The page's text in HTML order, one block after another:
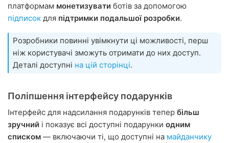
платформам монетизувати ботів за допомогою
підписок для підтримки подальшої розробки.
Розробники повинні увімкнути ці можливості, перш
ніж користувачі зможуть отримати до них доступ.
Деталі доступні на цій сторінці.
Поліпшення інтерфейсу подарунків
Інтерфейс для надсилання подарунків тепер більш
зручний і показує всі доступні подарунки одним
списком — включаючи ті, що доступні на майданчику